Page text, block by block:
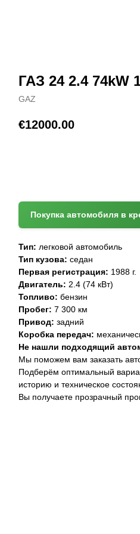
ГАЗ 24 2.4 74kW
GAZ
€12000.00
Покупка автомобиля в
Тип: легковой автомобиль
Тип кузова: седан
Первая регистрация: 1988 г.
Двигатель: 2.4 (74 кВт)
Топливо: бензин
Пробег: 7 300 км
Привод: задний
Коробка передач:
Не нашли подходящий
Мы поможем вам заказать
Подберём оптимальный
историю и техническое
Вы получаете прозрачный